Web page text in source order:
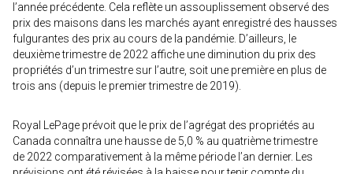
l’année précédente. Cela reflète un assouplissement observé des
prix des maisons dans les marchés ayant enregistré des hausses
fulgurantes des prix au cours de la pandémie. D’ailleurs, le
deuxième trimestre de 2022 affiche une diminution du prix des
propriétés d’un trimestre sur l’autre, soit une première en plus de
trois ans (depuis le premier trimestre de 2019).
Royal LePage prévoit que le prix de l’agrégat des propriétés au
Canada connaîtra une hausse de 5,0 % au quatrième trimestre
de 2022 comparativement à la même période l’an dernier. Les